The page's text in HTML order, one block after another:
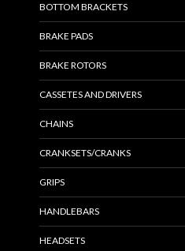
BOTTOM BRACKETS
BRAKE PADS
BRAKE ROTORS
CASSETES AND DRIVERS
CHAINS
CRANKSETS/CRANKS
GRIPS
HANDLEBARS
HEADSETS